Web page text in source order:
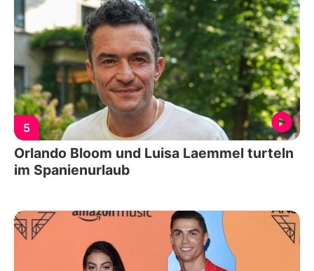
5
Orlando Bloom und Luisa Laemmel turteln
im Spanienurlaub